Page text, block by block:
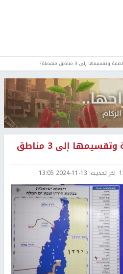
إلى 3 مناطق منفصلة؟
كيف سيتم ضم الضفة وتقسيمها إلى 3 مناطق
اخر تحديث: 2024-11-13 13:05